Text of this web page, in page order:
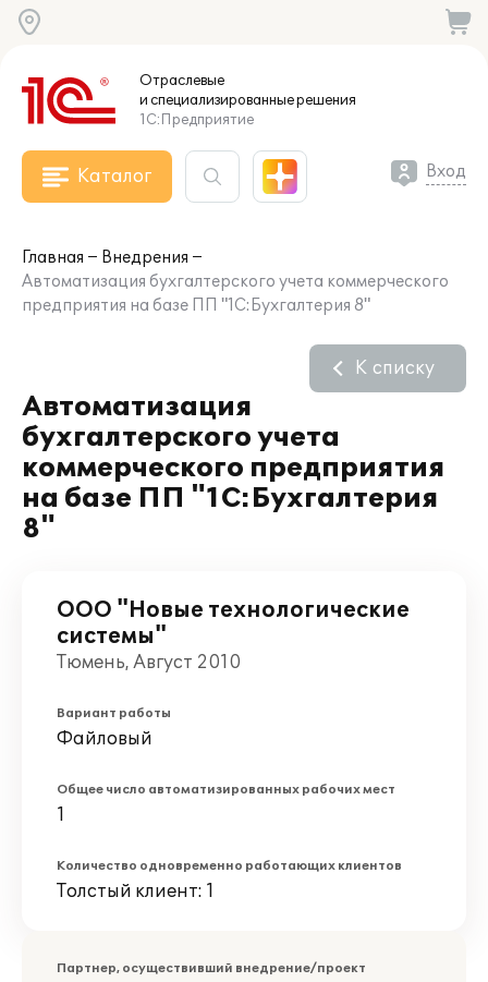
Отраслевые
и специализированныерешения
1С:Предприятие
Каталог Вход
Главная
Внедрения
Автоматизация бухгалтерского учета коммерческого
предприятия на базе ПП "1С:Бухгалтерия 8"
Автоматизация
бухгалтерского учета
коммерческого предприятия
на базе ПП "1С:Бухгалтерия
8"
К списку
ООО "Новые технологические
системы"
Тюмень, Август 2010
Вариант работы
Файловый
Общее число автоматизированных рабочих мест
1
Количество одновременно работающих клиентов
Толстый клиент: 1
Партнер, осуществивший внедрение/проект